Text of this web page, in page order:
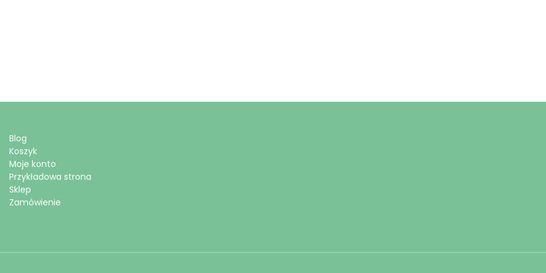
Blog
Koszyk
Moje konto
Przykładowa strona
Sklep
Zamówienie